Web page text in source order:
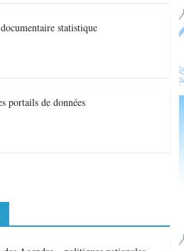
statistique
portails de données